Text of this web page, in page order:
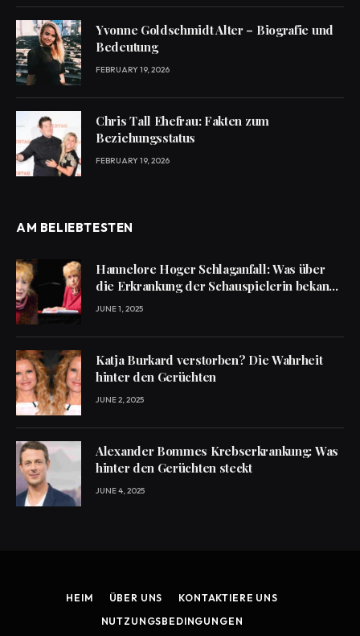
Yvonne Goldschmidt Alter – Biografie und
Bedeutung
FEBRUARY 19, 2026
Chris Tall Ehefrau: Fakten zum
Beziehungsstatus
FEBRUARY 19, 2026
AM BELIEBTESTEN
Hannelore Hoger Schlaganfall: Was über
die Erkrankung der Schauspielerin bekannt
ist
JUNE 1, 2025
Katja Burkard verstorben? Die Wahrheit
hinter den Gerüchten
JUNE 2, 2025
Alexander Bommes Krebserkrankung: Was
hinter den Gerüchten steckt
JUNE 4, 2025
HEIM ÜBER UNS
KONTAKTIERE UNS
NUTZUNGSBEDINGUNGEN